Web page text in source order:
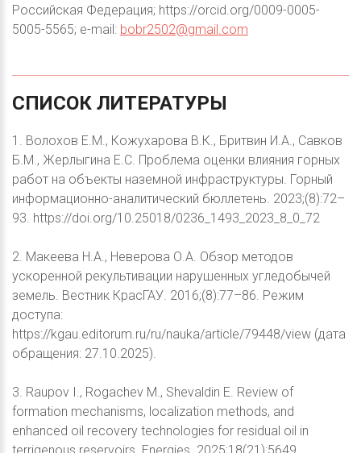
Российская Федерация; https://orcid.org/0009-0005-
5005-5565; e-mail: bobr2502@gmail.com
СПИСОК ЛИТЕРАТУРЫ
1. Волохов Е.М., Кожухарова В.К., Бритвин И.А., Савков
Б.М., Жерлыгина Е.С. Проблема оценки влияния горных
работ на объекты наземной инфраструктуры. Горный
информационно-аналитический бюллетень. 2023;(8):72–
93. https://doi.org/10.25018/0236_1493_2023_8_0_72
2. Макеева Н.А., Неверова О.А. Обзор методов
ускоренной рекультивации нарушенных угледобычей
земель. Вестник КрасГАУ. 2016;(8):77–86. Режим
доступа:
https://kgau.editorum.ru/ru/nauka/article/79448/view (дата
обращения: 27.10.2025).
3. Raupov I., Rogachev M., Shevaldin E. Review of
formation mechanisms, localization methods, and
enhanced oil recovery technologies for residual oil in